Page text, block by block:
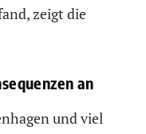
zeigt die
an
und viel